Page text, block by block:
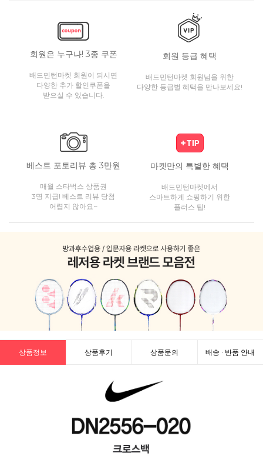
회원은 누구나! 3종 쿠폰
배드민턴마켓 회원이 되시면
다양한 추가 할인쿠폰을
받으실 수 있습니다.
회원 등급 혜택
배드민턴마켓 회원님을 위한
다양한 등급별 혜택을 만나보세요!
베스트 포토리뷰 총 3만원
매월 스타벅스 상품권
3명 지급! 베스트 리뷰 당첨
어렵지 않아요~
마켓만의 특별한 혜택
배드민턴마켓에서
스마트하게 쇼핑하기 위한
플러스 팁!
상품정보 상품후기 상품문의 배송 · 반품 안내